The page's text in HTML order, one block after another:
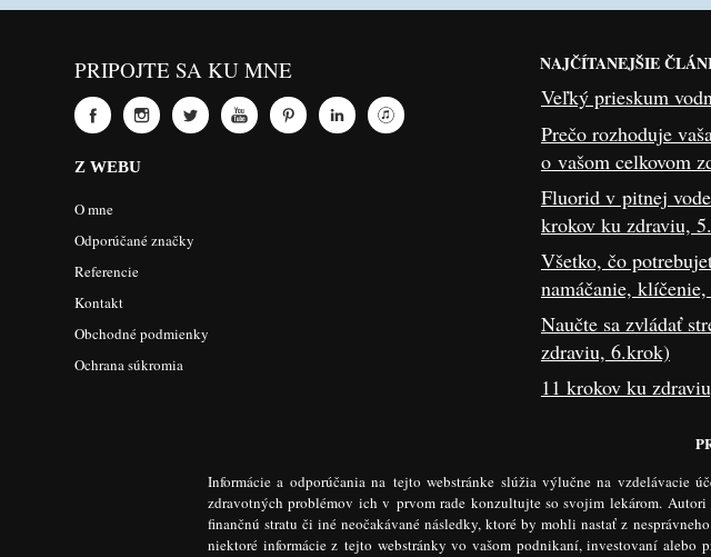
PRIPOJTE SA KU MNE
Z WEBU
O mne
Odporúčané značky
Referencie
Kontakt
Obchodné podmienky
Ochrana súkromia
NAJČÍTANEJŠIE
Veľký prieskum
Prečo rozhoduje
o vašom celkovom
Fluorid v pitnej
krokov ku zdraviu,
Všetko, čo
namáčanie,
Naučte sa zvládať
zdraviu, 6.krok)
11 krokov ku
Informácie a odporúčania na tejto webstránke slúžia výlučne na vzdelávacie
zdravotných problémov ich v prvom rade konzultujte so svojim lekárom.
finančnú stratu či iné neočakávané následky, ktoré by mohli nastať z
niektoré informácie z tejto webstránky vo vašom podnikaní, investovaní alebo